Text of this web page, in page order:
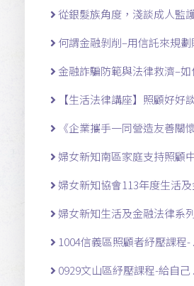
從銀髮族角度，淺談成人監
何謂金融剝削–用信託來規劃
金融詐騙防範與法律救濟–如
【生活法律講座】照顧好好
《企業攜手一同營造友善關
婦女新知南區家庭支持照顧
婦女新知協會113年度生活及
婦女新知生活及金融法律系
1004信義區照顧者紓壓課程-
0929文山區紓壓課程-給自己